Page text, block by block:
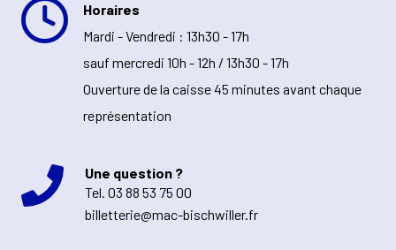
Horaires
Mardi - Vendredi : 13h30 - 17h
sauf mercredi 10h - 12h / 13h30 - 17h
Ouverture de la caisse 45 minutes avant chaque
représentation
Une question ?
Tel. 03 88 53 75 00
billetterie@mac-bischwiller.fr